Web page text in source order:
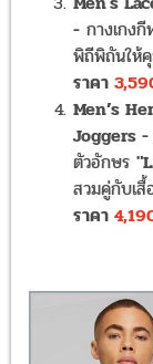
- กางเกง
พิถีพิถันให้
ราคา
Men’s
Joggers -
ตัวอักษร
สวมคู่กับเ
ราคา